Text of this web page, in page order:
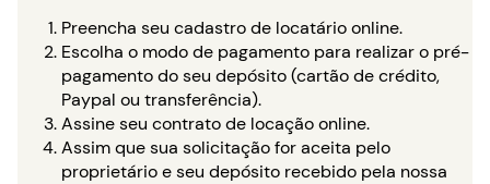
Preencha seu cadastro de locatário online.
Escolha o modo de pagamento para realizar o pré-
pagamento do seu depósito (cartão de crédito,
Paypal ou transferência).
Assine seu contrato de locação online.
Assim que sua solicitação for aceita pelo
proprietário e seu depósito recebido pela nossa